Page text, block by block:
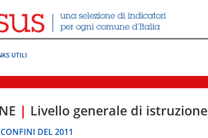
UTILI
| Livello generale di istruzione
DEL 2011